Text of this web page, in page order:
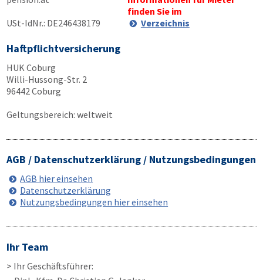
USt-IdNr.: DE246438179
finden Sie im
Verzeichnis
Haftpflichtversicherung
HUK Coburg
Willi-Hussong-Str. 2
96442 Coburg
Geltungsbereich: weltweit
AGB / Datenschutzerklärung / Nutzungsbedingungen
AGB hier einsehen
Datenschutzerklärung
Nutzungsbedingungen hier einsehen
Ihr Team
> Ihr Geschäftsführer: